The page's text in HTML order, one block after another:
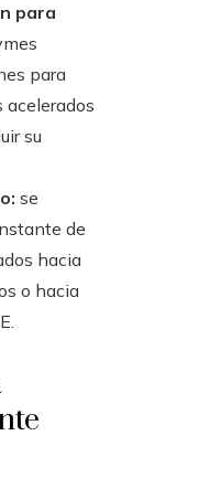
para
para
su
se
de
hacia
o hacia